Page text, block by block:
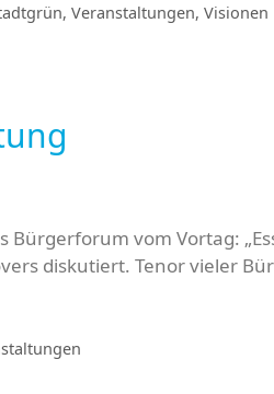
, Veranstaltungen, Visionen
Bürgerforum vom Vortag:
diskutiert. Tenor vieler